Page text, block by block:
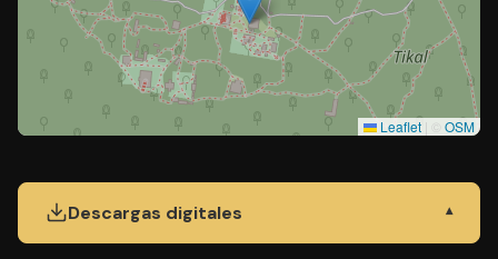
Leaflet | © OSM
Descargas digitales ▾